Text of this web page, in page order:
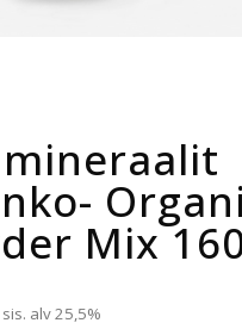
Mix
sis. alv 25,5%